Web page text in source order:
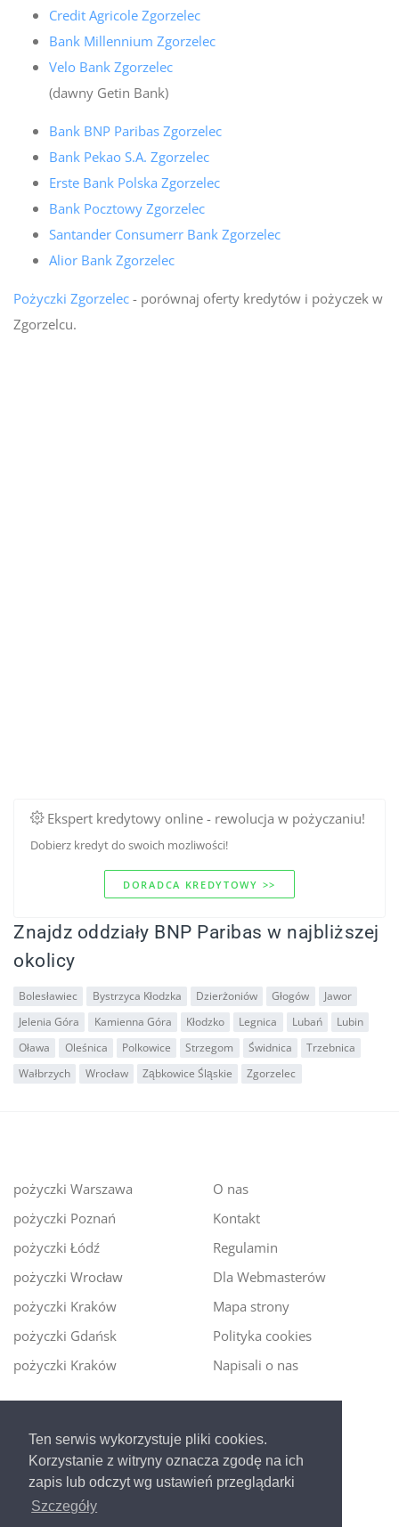
Ten serwis wykorzystuje pliki cookies.
Korzystanie z witryny oznacza zgodę na ich
zapis lub odczyt wg ustawień przeglądarki
Szczegóły
Credit Agricole Zgorzelec
Bank Millennium Zgorzelec
Velo Bank Zgorzelec
(dawny Getin Bank)
Bank BNP Paribas Zgorzelec
Bank Pekao S.A. Zgorzelec
Erste Bank Polska Zgorzelec
Bank Pocztowy Zgorzelec
Santander Consumerr Bank Zgorzelec
Alior Bank Zgorzelec
Pożyczki Zgorzelec- porównaj oferty kredytów i pożyczek w
Zgorzelcu.
Ekspert kredytowy online - rewolucja w pożyczaniu!
Dobierz kredyt do swoich mozliwości!
DORADCA KREDYTOWY >>
Znajdz oddziały BNP Paribas w najbliższej
okolicy
Bolesławiec Bystrzyca Kłodzka Dzierżoniów Głogów
Jawor
Jelenia Góra
Kamienna Góra Kłodzko Legnica Lubań
Lubin
Oława
Oleśnica Polkowice Strzegom Świdnica
Trzebnica
Wałbrzych
Wrocław Ząbkowice Śląskie Zgorzelec
pożyczki Warszawa
pożyczki Poznań
pożyczki Łódź
pożyczki Wrocław
pożyczki Kraków
pożyczki Gdańsk
pożyczki Kraków
O nas
Kontakt
Regulamin
Dla Webmasterów
Mapa strony
Polityka cookies
Napisali o nas
Ekspert kredytowy online - nowa era szybkiego i
bezpiecznego pożyczania!